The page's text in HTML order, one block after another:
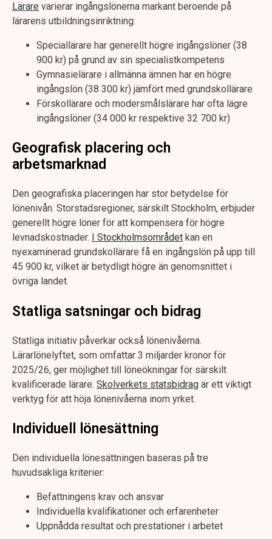
Lärare varierar ingångslönerna markant beroende på
lärarens utbildningsinriktning:
Speciallärare har generellt högre ingångslöner (38
900 kr) på grund av sin specialistkompetens
Gymnasielärare i allmänna ämnen har en högre
ingångslön (38 300 kr) jämfört med grundskollärare
Förskollärare och modersmålslärare har ofta lägre
ingångslöner (34 000 kr respektive 32 700 kr)
Geografisk placering och
arbetsmarknad
Den geografiska placeringen har stor betydelse för
lönenivån. Storstadsregioner, särskilt Stockholm, erbjuder
generellt högre löner för att kompensera för högre
levnadskostnader.
I Stockholmsområdet kan en
nyexaminerad grundskollärare få en ingångslön på upp till
45 900 kr, vilket är betydligt högre än genomsnittet i
övriga landet.
Statliga satsningar och bidrag
Statliga initiativ påverkar också lönenivåerna.
Lärarlönelyftet, som omfattar 3 miljarder kronor för
2025/26, ger möjlighet till löneökningar för särskilt
kvalificerade lärare. Skolverkets statsbidrag är ett viktigt
verktyg för att höja lönenivåerna inom yrket.
Individuell lönesättning
Den individuella lönesättningen baseras på tre
huvudsakliga kriterier:
Befattningens krav och ansvar
Individuella kvalifikationer och erfarenheter
Uppnådda resultat och prestationer i arbetet